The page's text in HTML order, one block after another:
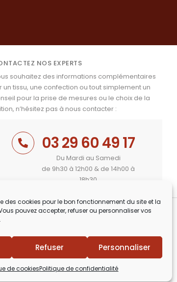
des cookies pour le bon fonctionnement du site et la
pouvez accepter, refuser ou personnaliser vos
Refuser Personnaliser
de cookiesPolitique de confidentialité
NOS EXPERTS
souhaitez des informations complémentaires
un tissu, une confection ou tout simplement un
pour la prise de mesures ou le choix de la
n’hésitez pas à nous contacter :
03 29 60 49 17
Du Mardi au Samedi
de 9h30 à 12h00 & de 14h00 à
18h30